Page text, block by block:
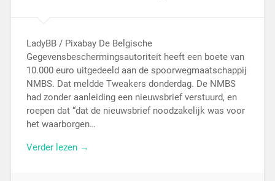
LadyBB / Pixabay De Belgische
Gegevensbeschermingsautoriteit heeft een boete van
10.000 euro uitgedeeld aan de spoorwegmaatschappij
NMBS. Dat meldde Tweakers donderdag. De NMBS
had zonder aanleiding een nieuwsbrief verstuurd, en
roepen dat “dat de nieuwsbrief noodzakelijk was voor
het waarborgen…
Verder lezen →